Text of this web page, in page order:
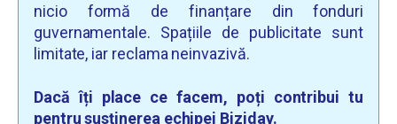
nicio formă de finanțare din fonduri
guvernamentale. Spațiile de publicitate sunt
limitate, iar reclama neinvazivă.
Dacă îți place ce facem, poți contribui tu
pentru susținerea echipei Biziday.